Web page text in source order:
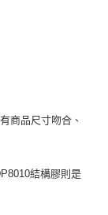
商品尺寸吻合、
結構膠則是